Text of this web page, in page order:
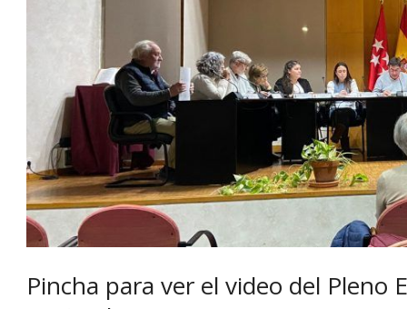
Pincha para ver el video del Pleno